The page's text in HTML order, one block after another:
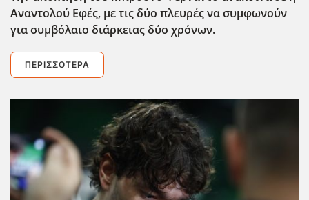
Αναντολού Εφές, με τις δύο πλευρές να συμφωνούν
για συμβόλαιο διάρκειας δύο χρόνων.
ΠΕΡΙΣΣΌΤΕΡΑ